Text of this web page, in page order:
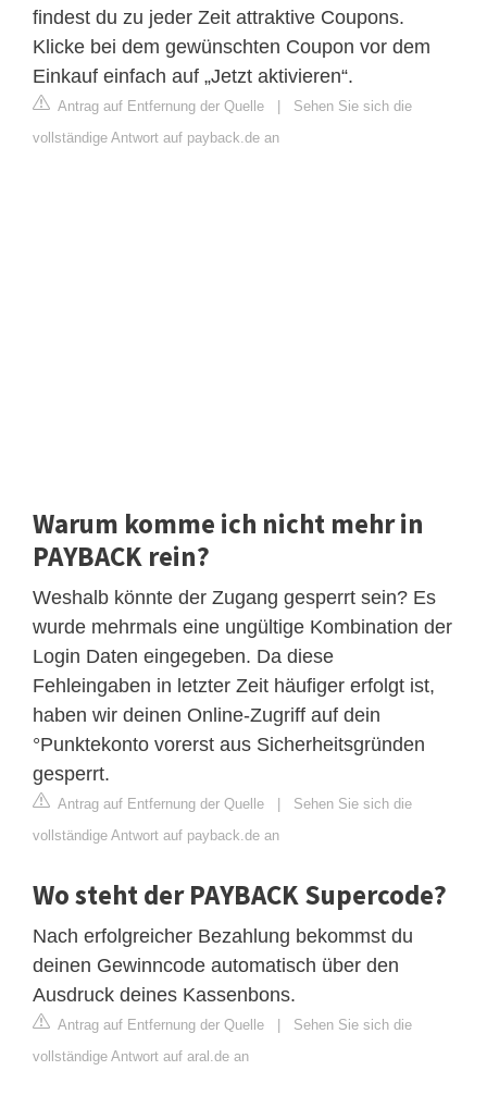
findest du zu jeder Zeit attraktive Coupons.
Klicke bei dem gewünschten Coupon vor dem
Einkauf einfach auf „Jetzt aktivieren“.
Antrag auf Entfernung der Quelle | Sehen Sie sich die
vollständige Antwort auf payback.de an
Warum komme ich nicht mehr in
PAYBACK rein?
Weshalb könnte der Zugang gesperrt sein? Es
wurde mehrmals eine ungültige Kombination der
Login Daten eingegeben. Da diese
Fehleingaben in letzter Zeit häufiger erfolgt ist,
haben wir deinen Online-Zugriff auf dein
°Punktekonto vorerst aus Sicherheitsgründen
gesperrt.
Antrag auf Entfernung der Quelle | Sehen Sie sich die
vollständige Antwort auf payback.de an
Wo steht der PAYBACK Supercode?
Nach erfolgreicher Bezahlung bekommst du
deinen Gewinncode automatisch über den
Ausdruck deines Kassenbons.
Antrag auf Entfernung der Quelle | Sehen Sie sich die
vollständige Antwort auf aral.de an